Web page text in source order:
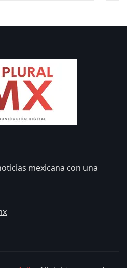
mexicana con una
. All right reserved